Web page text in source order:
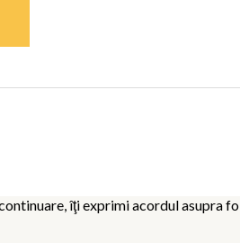
îţi exprimi acordul asupra